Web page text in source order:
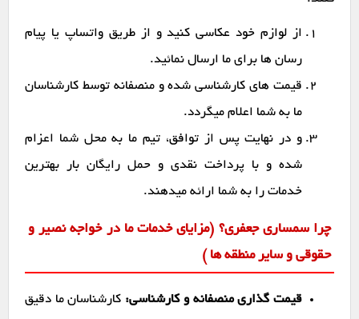
از لوازم خود عکاسی کنید و از طریق واتساپ یا پیام
رسان ها برای ما ارسال نمائید.
قیمت های کارشناسی شده و منصفانه توسط کارشناسان
ما به شما اعلام میگردد.
و در نهایت پس از توافق، تیم ما به محل شما اعزام
شده و با پرداخت نقدی و حمل رایگان بار بهترین
خدمات را به شما ارائه میدهند.
چرا سمساری جعفری؟ (مزایای خدمات ما در خواجه نصیر و
حقوقی و سایر منطقه ها )
قیمت گذاری منصفانه و کارشناسی: کارشناسان ما دقیق